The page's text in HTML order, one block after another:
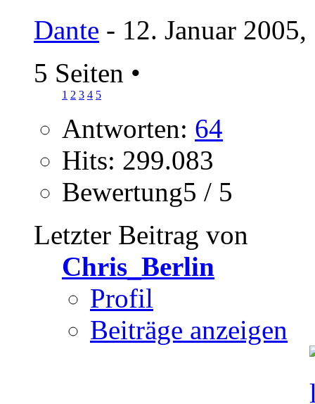
Dante - 12. Januar
5 Seiten •
1 2 3 4 5
Antworten: 64
Hits: 299.083
Bewertung5 / 5
Letzter Beitrag von
Chris_Berlin
Profil
Beiträge anzeigen